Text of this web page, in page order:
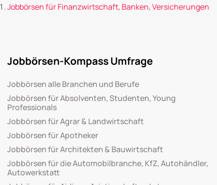
Jobbörsen für Finanzwirtschaft, Banken, Versicherungen
Jobbörsen-Kompass Umfrage
Jobbörsen alle Branchen und Berufe
Jobbörsen für Absolventen, Studenten, Young
Professionals
Jobbörsen für Agrar & Landwirtschaft
Jobbörsen für Apotheker
Jobbörsen für Architekten & Bauwirtschaft
Jobbörsen für die Automobilbranche, KfZ, Autohändler,
Autowerkstatt